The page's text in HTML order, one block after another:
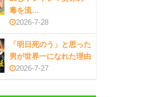
毒を流…
2026-7-28
「明日死のう」と思った
男が世界一になれた理由
2026-7-27